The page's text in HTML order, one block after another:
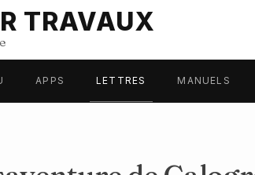
TRAVAUX
APPS LETTRES MANUELS